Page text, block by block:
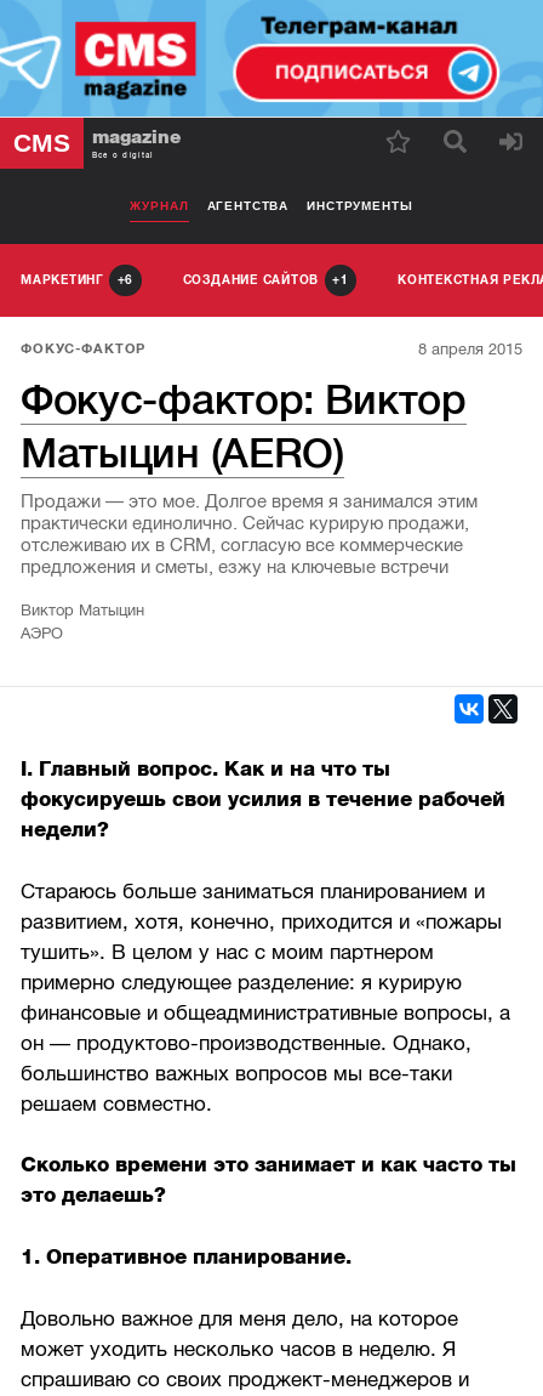
CMS magazine
Все о digital
ЖУРНАЛ АГЕНТСТВА ИНСТРУМЕНТЫ
МАРКЕТИНГ 6 СОЗДАНИЕ САЙТОВ 1 КОНТЕКСТНАЯ
ФОКУС-ФАКТОР 8 апреля 2015
Фокус-фактор: Виктор
Матыцин (AERO)
Продажи — это мое. Долгое время я занимался этим
практически единолично. Сейчас курирую продажи,
отслеживаю их в CRM, согласую все коммерческие
предложения и сметы, езжу на ключевые встречи
Виктор Матыцин
АЭРО
I. Главный вопрос. Как и на что ты
фокусируешь свои усилия в течение рабочей
недели?
Стараюсь больше заниматься планированием и
развитием, хотя, конечно, приходится и «пожары
тушить». В целом у нас с моим партнером
примерно следующее разделение: я курирую
финансовые и общеадминистративные вопросы, а
он — продуктово-производственные. Однако,
большинство важных вопросов мы все-таки
решаем совместно.
Сколько времени это занимает и как часто ты
это делаешь?
1. Оперативное планирование.
Довольно важное для меня дело, на которое
может уходить несколько часов в неделю. Я
спрашиваю со своих проджект-менеджеров и